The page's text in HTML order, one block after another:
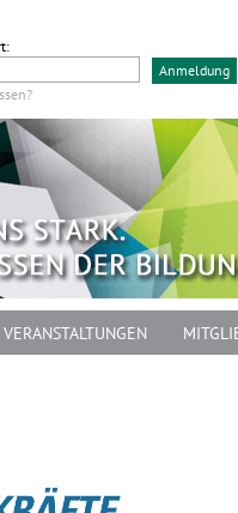
VERANSTALTUNGEN